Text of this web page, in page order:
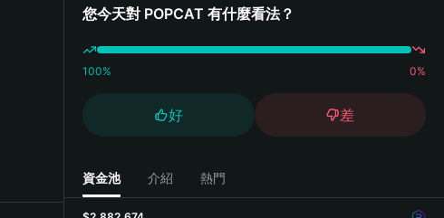
您今天對 POPCAT 有什麼看法？
100% 0%
好 差
資金池 介紹 熱門